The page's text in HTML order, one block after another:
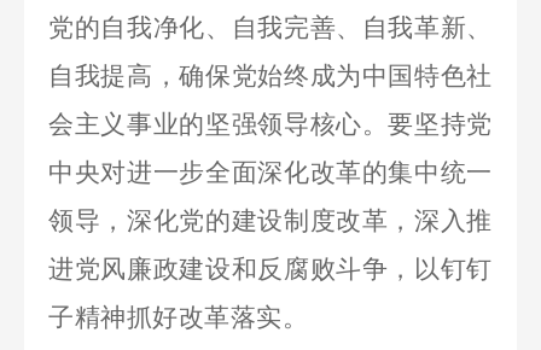
党的自我净化、自我完善、自我革新、
自我提高，确保党始终成为中国特色社
会主义事业的坚强领导核心。要坚持党
中央对进一步全面深化改革的集中统一
领导，深化党的建设制度改革，深入推
进党风廉政建设和反腐败斗争，以钉钉
子精神抓好改革落实。